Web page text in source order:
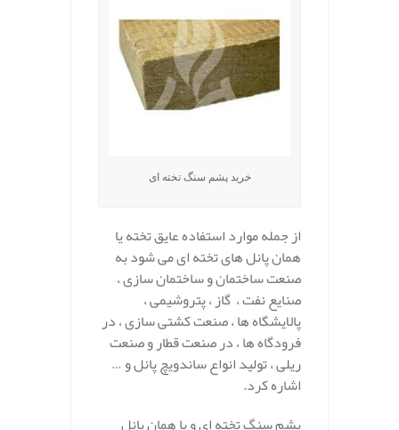
خرید پشم سنگ تخته ای
از جمله موارد استفاده عایق تخته یا
همان پانل های تخته ای می شود به
صنعت ساختمان و ساختمان سازی ،
صنایع نفت ، گاز ، پتروشیمی ،
پالایشگاه ها ، صنعت کشتی سازی ، در
فرودگاه ها ، در صنعت قطار و صنعت
ریلی ، تولید انواع ساندویچ پانل و …
اشاره کرد.